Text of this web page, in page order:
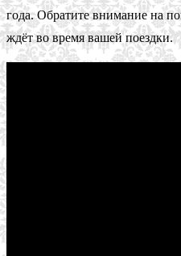
года. Обратите внимание на
ждёт во время вашей поездки.